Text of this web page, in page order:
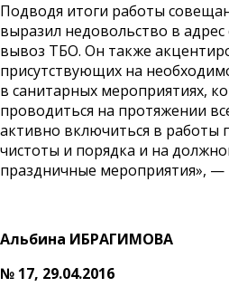
Подводя итоги работы
выразил недовольство в
вывоз ТБО. Он также
присутствующих на
в санитарных мероприятиях,
проводиться на протяжении
активно включиться в работы
чистоты и порядка и на
праздничные мероприятия»,
Альбина ИБРАГИМОВА
№ 17, 29.04.2016